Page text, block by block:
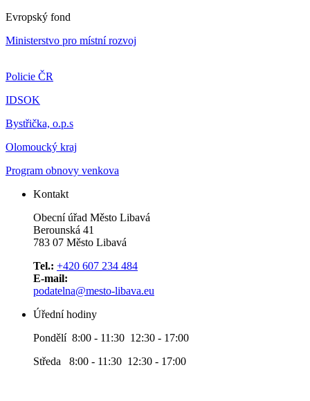
Evropský fond
Ministerstvo pro místní rozvoj
Policie ČR
IDSOK
Bystřička, o.p.s
Olomoucký kraj
Program obnovy venkova
Kontakt
Obecní úřad Město Libavá
Berounská 41
783 07 Město Libavá
Tel.: +420 607 234 484
E-mail:
podatelna@mesto-libava.eu
Úřední hodiny
Pondělí 8:00 - 11:30 12:30 - 17:00
Středa 8:00 - 11:30 12:30 - 17:00